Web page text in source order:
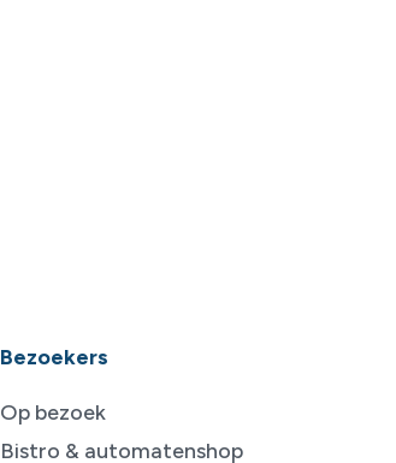
Bezoekers
Op bezoek
Bistro & automatenshop